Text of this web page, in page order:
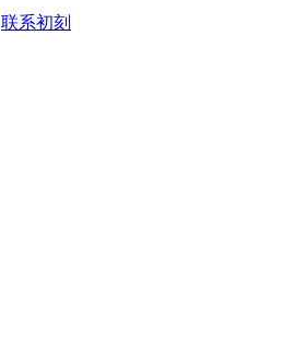
联系初刻